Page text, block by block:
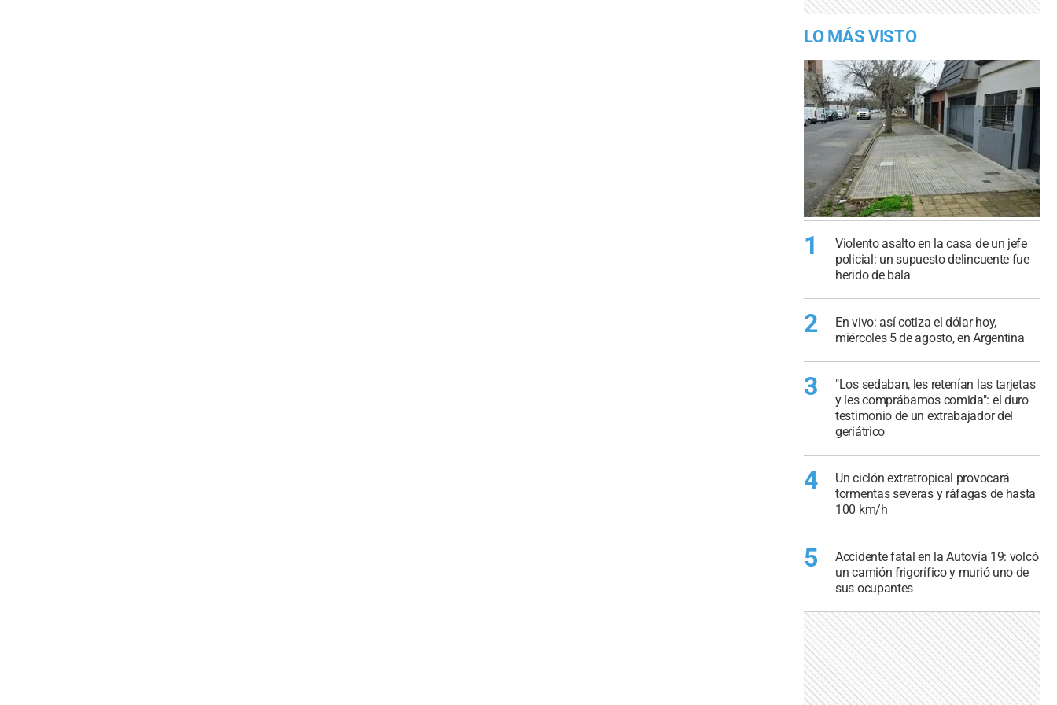
LO MÁS VISTO
1
Violento asalto en la casa de un jefe
policial: un supuesto delincuente fue
herido de bala
2
En vivo: así cotiza el dólar hoy,
miércoles 5 de agosto, en Argentina
3
"Los sedaban, les retenían las tarjetas
y les comprábamos comida": el duro
testimonio de un extrabajador del
geriátrico
4
Un ciclón extratropical provocará
tormentas severas y ráfagas de hasta
100 km/h
5
Accidente fatal en la Autovía 19: volcó
un camión frigorífico y murió uno de
sus ocupantes